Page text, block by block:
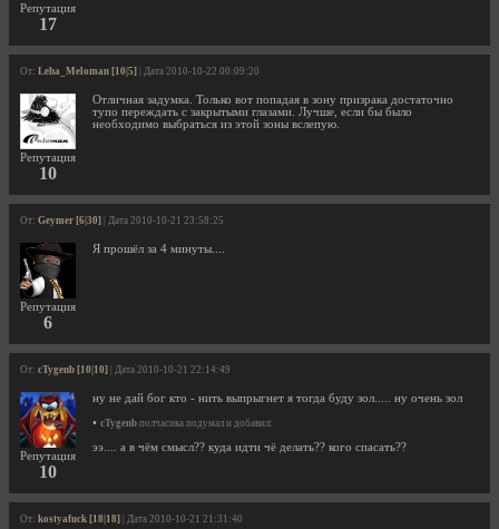
Репутация
17
От: Leha_Meloman [10|5] | Дата 2010-10-22 00:09:20
Репутация
10
Отличная задумка. Только вот попадая в зону призрака достаточно
тупо переждать с закрытыми глазами. Лучше, если бы было
необходимо выбраться из этой зоны вслепую.
От: Geymer [6|30] | Дата 2010-10-21 23:58:25
Репутация
6
Я прошёл за 4 минуты....
От: cTygenb [10|10] | Дата 2010-10-21 22:14:49
Репутация
10
ну не дай бог кто - нить выпрыгнет я тогда буду зол..... ну очень зол
• cTygenb полчасика подумал и добавил:
ээ.... а в чём смысл?? куда идти чё делать?? кого спасать??
От: kostyafuck [18|18] | Дата 2010-10-21 21:31:40